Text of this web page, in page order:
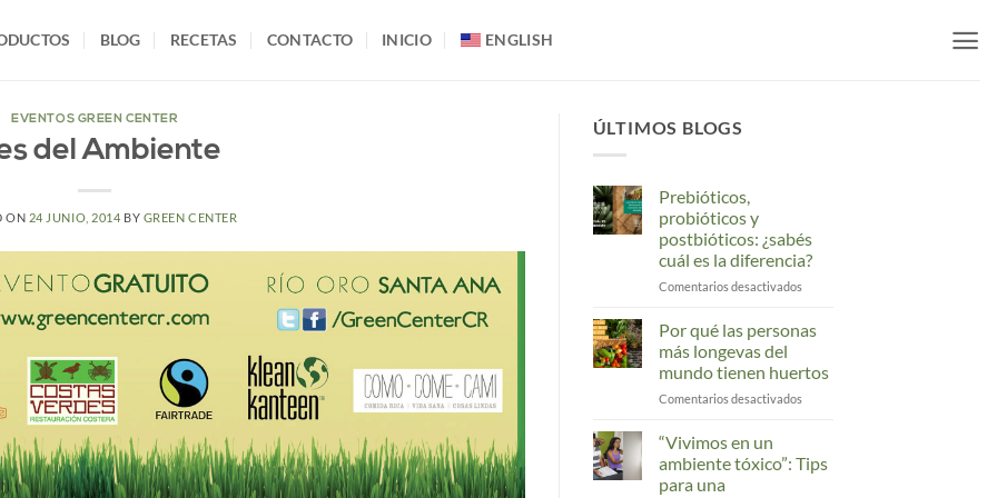
BLOG RECETAS CONTACTO INICIO ENGLISH
EVENTOS GREEN CENTER
del Ambiente
ON 24 JUNIO, 2014 BY GREEN CENTER
ÚLTIMOS BLOGS
Prebióticos,
probióticos y
postbióticos: ¿sabés
cuál es la diferencia?
Comentarios desactivadosen
y
¿sabés
cuál
Por qué las personas
más longevas del
mundo tienen huertos
Comentarios desactivadosen
personas
“Vivimos en un
ambiente tóxico”: Tips
para una